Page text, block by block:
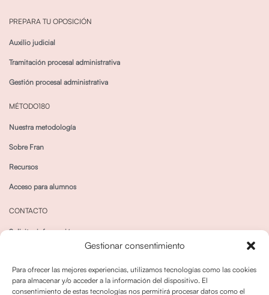
Gestionar consentimiento
Para ofrecer las mejores experiencias, utilizamos tecnologías como las cookies
para almacenar y/o acceder a la información del dispositivo. El
consentimiento de estas tecnologías nos permitirá procesar datos como el
PREPARA TU OPOSICIÓN
Auxilio judicial
Tramitación procesal administrativa
Gestión procesal administrativa
MÉTODO180
Nuestra metodología
Sobre Fran
Recursos
Acceso para alumnos
CONTACTO
Solicitar información